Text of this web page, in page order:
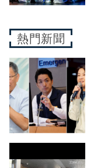
熱門新聞